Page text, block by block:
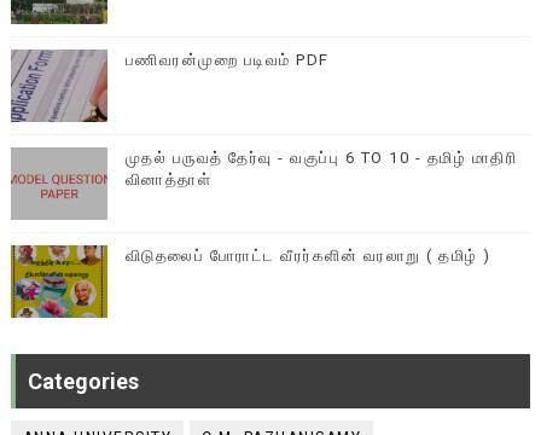
பணிவரன்முறை படிவம் PDF
முதல் பருவத் தேர்வு - வகுப்பு 6 TO 10 - தமிழ் மாதிரி
வினாத்தாள்
விடுதலைப் போராட்ட வீரர்களின் வரலாறு ( தமிழ் )
Categories